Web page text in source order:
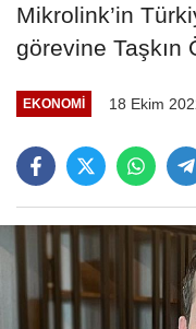
Mikrolink’in
görevine Taşkın
EKONOMİ 18 Ekim